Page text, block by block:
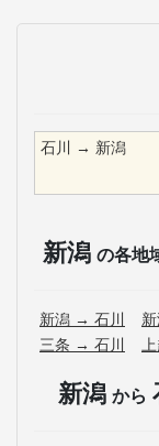
石川 → 新潟
新潟 の各地
新潟 → 石川
三条 → 石川 上
新潟 から